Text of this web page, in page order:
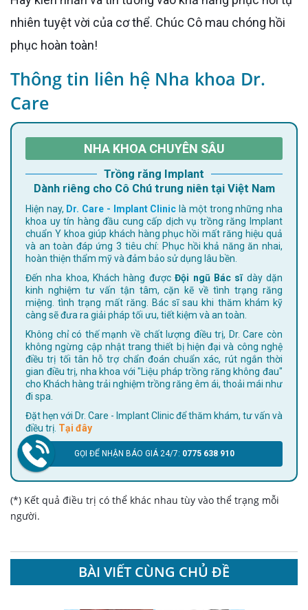
nhiên tuyệt vời của cơ thể. Chúc Cô mau chóng hồi
phục hoàn toàn!
Thông tin liên hệ Nha khoa Dr.
Care
NHA KHOA CHUYÊN SÂU
Trồng răng Implant
Dành riêng cho Cô Chú trung niên tại Việt Nam
Hiện nay, Dr. Care - Implant Clinic là một trong những nha
khoa uy tín hàng đầu cung cấp dịch vụ trồng răng Implant
chuẩn Y khoa giúp khách hàng phục hồi mất răng hiệu quả
và an toàn đáp ứng 3 tiêu chí: Phục hồi khả năng ăn nhai,
hoàn thiện thẩm mỹ và đảm bảo sử dụng lâu bền.
Đến nha khoa, Khách hàng đượcĐội ngũ Bác sĩdày dặn
kinh nghiệm tư vấn tận tâm, cặn kẽ về tình trạng răng
miệng. tình trạng mất răng. Bác sĩ sau khi thăm khám kỹ
càng sẽ đưa ra giải pháp tối ưu, tiết kiệm và an toàn.
Không chỉ có thế mạnh về chất lượng điều trị, Dr. Care còn
không ngừng cập nhật trang thiết bị hiện đại và công nghệ
điều trị tối tân hỗ trợ chẩn đoán chuẩn xác, rút ngắn thời
gian điều trị, nha khoa với "Liệu pháp trồng răng không đau"
cho Khách hàng trải nghiệm trồng răng êm ái, thoải mái như
đi spa.
Đặt hẹn với Dr. Care - Implant Clinic để thăm khám, tư vấn và
điều trị. Tại đây
GỌI ĐỂ NHẬN BÁO GIÁ 24/7: 0775 638 910
(*) Kết quả điều trị có thể khác nhau tùy vào thể trạng mỗi
người.
BÀI VIẾT CÙNG CHỦ ĐỀ